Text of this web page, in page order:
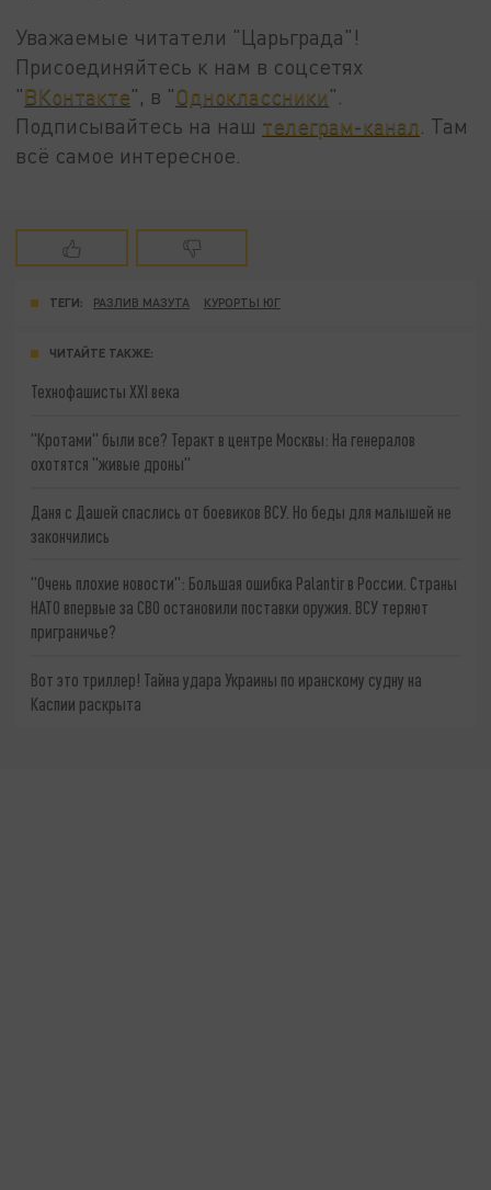
Уважаемые читатели "Царьграда"!
Присоединяйтесь к нам в соцсетях
"ВКонтакте", в "Одноклассники".
Подписывайтесь на наш телеграм-канал . Там
всё самое интересное.
ТЕГИ: РАЗЛИВ МАЗУТА КУРОРТЫ ЮГ
ЧИТАЙТЕ ТАКЖЕ:
Технофашисты XXI века
"Кротами" были все? Теракт в центре Москвы: На генералов
охотятся "живые дроны"
Даня с Дашей спаслись от боевиков ВСУ. Но беды для малышей не
закончились
"Очень плохие новости": Большая ошибка Palantir в России. Страны
НАТО впервые за СВО остановили поставки оружия. ВСУ теряют
приграничье?
Вот это триллер! Тайна удара Украины по иранскому судну на
Каспии раскрыта